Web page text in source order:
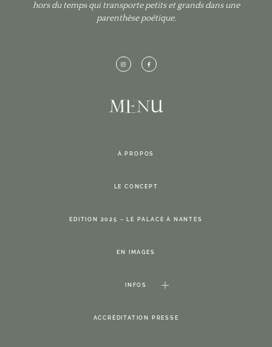
hors du temps qui transporte petits et grands dans une
parenthèse poétique.
MENU
À PROPOS
LE CONCEPT
EDITION 2025 – LE PALACE À NANTES
EN IMAGES
INFOS
ACCRÉDITATION PRESSE